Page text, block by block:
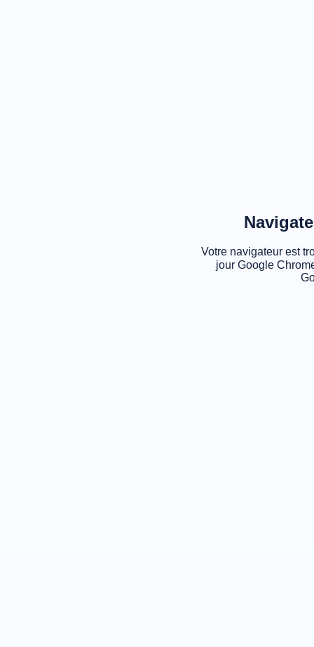
Votre navigateur est
jour Google